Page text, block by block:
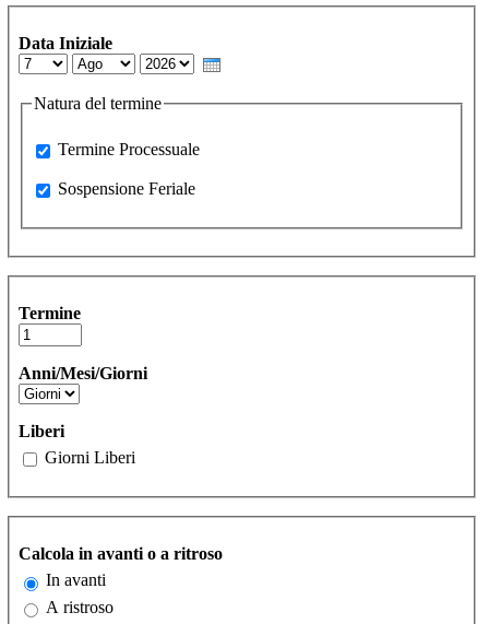
Data Iniziale
Day
Month Year
Natura del termine
Processuale
Termine Processuale
Sospensione Feriale
Sospensione Feriale
Termine
Anni/Mesi/Giorni
Liberi
Giorni Liberi
Calcola in avanti o a ritroso
In avanti
A ristroso